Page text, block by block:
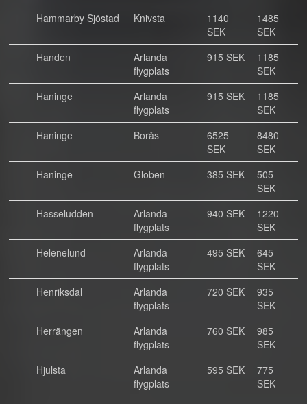
Hammarby Sjöstad
Knivsta
1140
SEK
1485
SEK
Handen
Arlanda
flygplats
915 SEK
1185
SEK
Haninge
Arlanda
flygplats
915 SEK
1185
SEK
Haninge
Borås
6525
SEK
8480
SEK
Haninge
Globen 385 SEK
505
SEK
Hasseludden
Arlanda
flygplats
940 SEK
1220
SEK
Helenelund
Arlanda
flygplats
495 SEK
645
SEK
Henriksdal
Arlanda
flygplats
720 SEK
935
SEK
Herrängen
Arlanda
flygplats
760 SEK
985
SEK
Hjulsta
Arlanda
flygplats
595 SEK
775
SEK